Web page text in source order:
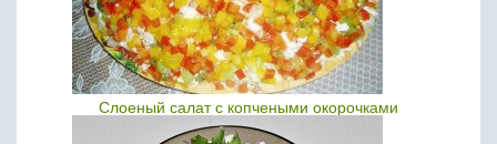
Слоеный салат с копчеными окорочками